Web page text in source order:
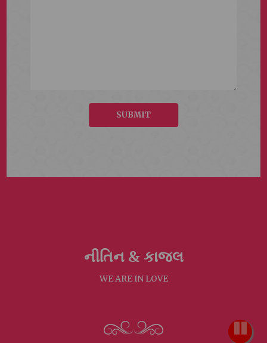
SUBMIT
નીતિન & કાજલ
WE ARE IN LOVE